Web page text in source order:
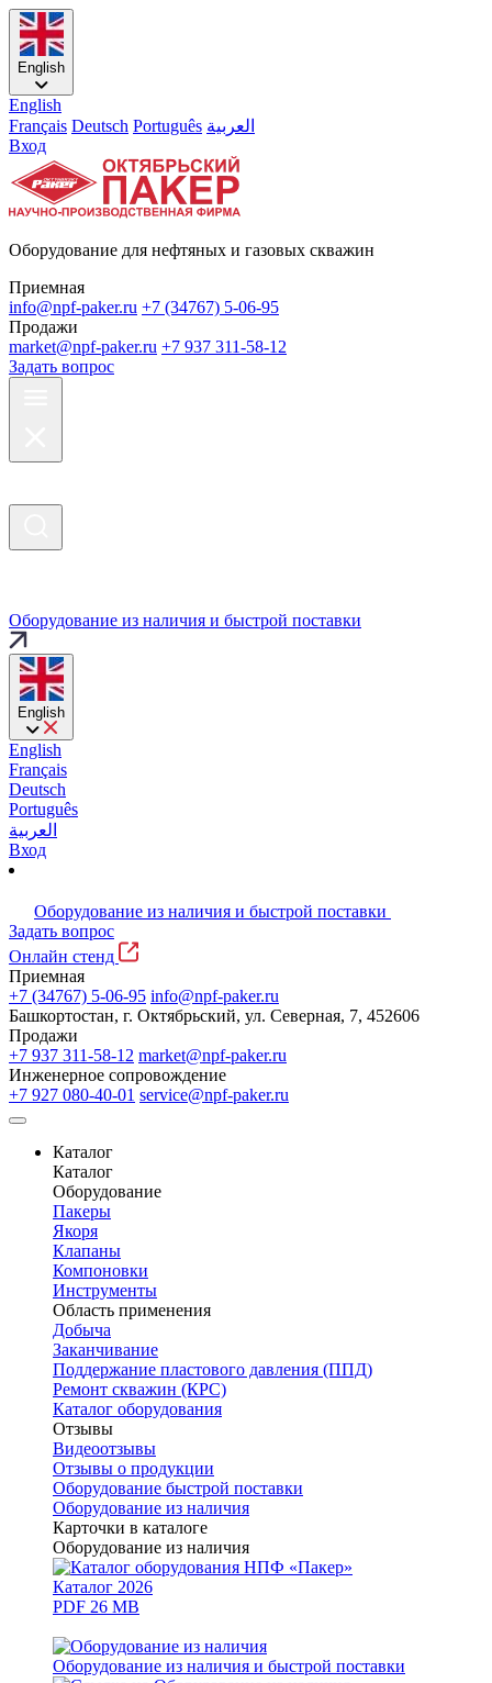
English
English
Français Deutsch Português العربية
Вход
Оборудование для нефтяных и газовых скважин
Приемная
info@npf-paker.ru +7 (34767) 5-06-95
Продажи
market@npf-paker.ru +7 937 311-58-12
Задать вопрос
Оборудование из наличия и быстрой поставки
English
English
Français
Deutsch
Português
العربية
Вход
Оборудование из наличия и быстрой поставки
Задать вопрос
Онлайн стенд
Приемная
+7 (34767) 5-06-95 info@npf-paker.ru
Башкортостан, г. Октябрьский, ул. Северная, 7, 452606
Продажи
+7 937 311-58-12 market@npf-paker.ru
Инженерное сопровождение
+7 927 080-40-01 service@npf-paker.ru
Каталог
Каталог
Оборудование
Пакеры
Якоря
Клапаны
Компоновки
Инструменты
Область применения
Добыча
Заканчивание
Поддержание пластового давления (ППД)
Ремонт скважин (КРС)
Каталог оборудования
Отзывы
Видеоотзывы
Отзывы о продукции
Оборудование быстрой поставки
Оборудование из наличия
Карточки в каталоге
Оборудование из наличия
Каталог 2026
PDF 26 MB
Оборудование из наличия и быстрой поставки